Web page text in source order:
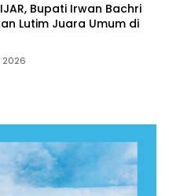
Bupati Irwan Bachri
Lutim Juara Umum di
2026